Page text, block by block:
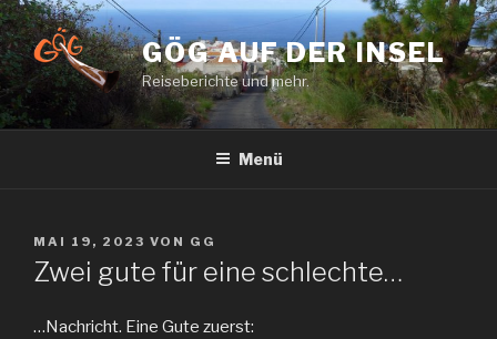
Zum
Inhalt
springen
GÖG AUF DER INSEL
Reiseberichte und mehr.
Menü
VERÖFFENTLICHT
AM
MAI 19, 2023 VON GG
Zwei gute für eine schlechte…
…Nachricht. Eine Gute zuerst: